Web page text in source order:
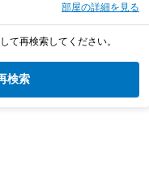
部屋の詳細を見る
て再検索してください。
検索